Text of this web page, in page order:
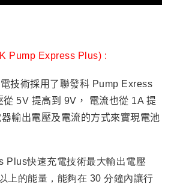
Pump Express Plus) :
技術採用了聯發科 Pump Exress
5V 提高到 9V， 電流也從 1A 提
輸出電壓及電流的方式來實現電池
Plus快速充電技術最大輸出電壓
上的能量，能夠在 30 分鐘內讓行